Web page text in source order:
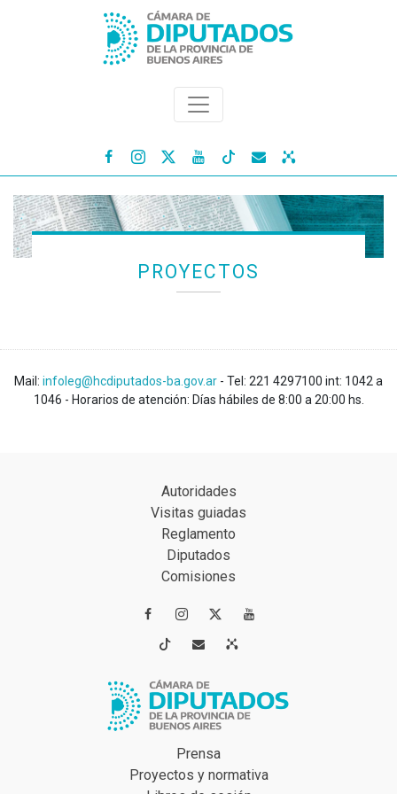
   
PROYECTOS
Mail: infoleg@hcdiputados-ba.gov.ar - Tel: 221 4297100 int: 1042 a
1046 - Horarios de atención: Días hábiles de 8:00 a 20:00 hs.
Autoridades
Visitas guiadas
Reglamento
Diputados
Comisiones
 
 
Prensa
Proyectos y normativa